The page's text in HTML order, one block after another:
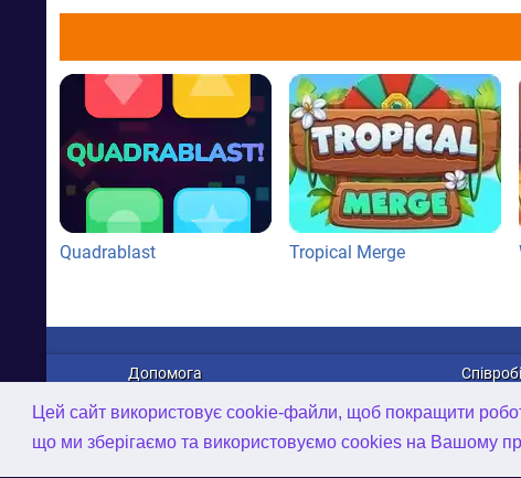
Цей сайт використовує cookie-файли, щоб покращити
що ми зберігаємо та використовуємо cookies на Вашому
Quadrablast Tropical Merge
Допомога
Політика конфіденційності
Реклама
Робота